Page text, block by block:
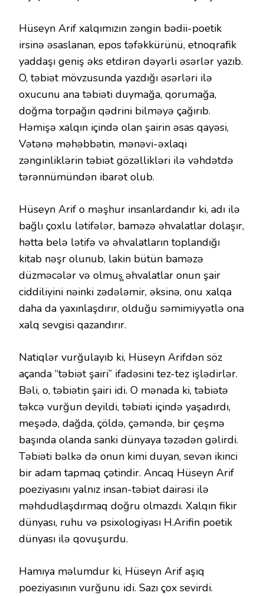
Hüseyn Arif xalqımızın zəngin bədii-poetik
irsinə əsaslanan, epos təfəkkürünü, etnoqrafik
yaddaşı geniş əks etdirən dəyərli əsərlər yazıb.
O, təbiət mövzusunda yazdığı əsərləri ilə
oxucunu ana təbiəti duymağa, qorumağa,
doğma torpağın qədrini bilməyə çağırıb.
Həmişə xalqın içində olan şairin əsas qayəsi,
Vətənə məhəbbətin, mənəvi-əxlaqi
zənginliklərin təbiət gözəllikləri ilə vəhdətdə
tərənnümündən ibarət olub.
Hüseyn Arif o məşhur insanlardandır ki, adı ilə
bağlı çoxlu lətifələr, baməzə əhvalatlar dolaşır,
hətta belə lətifə və əhvalatların toplandığı
kitab nəşr olunub, lakin bütün baməzə
düzməcələr və olmuş̧ əhvalatlar onun şair
ciddiliyini nəinki zədələmir, əksinə, onu xalqa
daha da yaxınlaşdırır, olduğu səmimiyyətlə ona
xalq sevgisi qazandırır.
Natiqlər vurğulayıb ki, Hüseyn Arifdən söz
açanda “təbiət şairi” ifadəsini tez-tez işlədirlər.
Bəli, o, təbiətin şairi idi. O mənada ki, təbiətə
təkcə vurğun deyildi, təbiəti içində yaşadırdı,
meşədə, dağda, çöldə, çəməndə, bir çeşmə
başında olanda sanki dünyaya təzədən gəlirdi.
Təbiəti bəlkə də onun kimi duyan, sevən ikinci
bir adam tapmaq çətindir. Ancaq Hüseyn Arif
poeziyasını yalnız insan-təbiət dairəsi ilə
məhdudlaşdırmaq doğru olmazdı. Xalqın fikir
dünyası, ruhu və psixologiyası H.Arifin poetik
dünyası ilə qovuşurdu.
Hamıya məlumdur ki, Hüseyn Arif aşıq
poeziyasının vurğunu idi. Sazı çox sevirdi.